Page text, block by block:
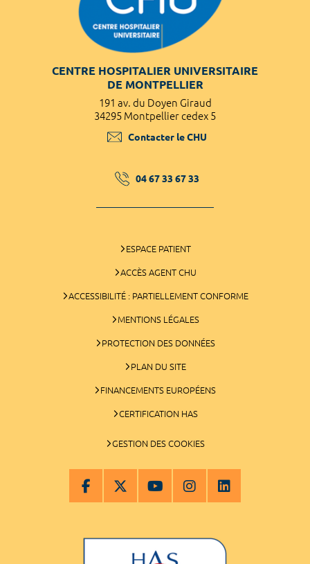
CENTRE HOSPITALIER UNIVERSITAIRE
DE MONTPELLIER
191 av. du Doyen Giraud
34295 Montpellier cedex 5
Contacter le CHU
04 67 33 67 33
ESPACE PATIENT
ACCÈS AGENT CHU
ACCESSIBILITÉ : PARTIELLEMENT CONFORME
MENTIONS LÉGALES
PROTECTION DES DONNÉES
PLAN DU SITE
FINANCEMENTS EUROPÉENS
CERTIFICATION HAS
GESTION DES COOKIES